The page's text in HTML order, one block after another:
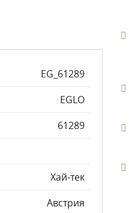
EG_61289
EGLO
61289
Хай-тек
Австрия